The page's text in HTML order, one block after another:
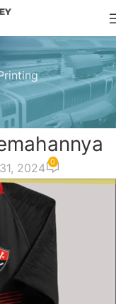
Jersey
2024 0